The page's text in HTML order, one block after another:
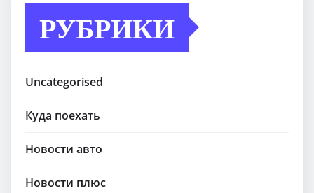
РУБРИКИ
Uncategorised
Куда поехать
Новости авто
Новости плюс